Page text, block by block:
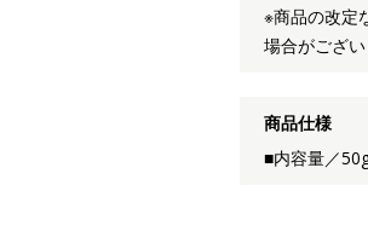
※商品の改定
場合がござい
商品仕様
■内容量／